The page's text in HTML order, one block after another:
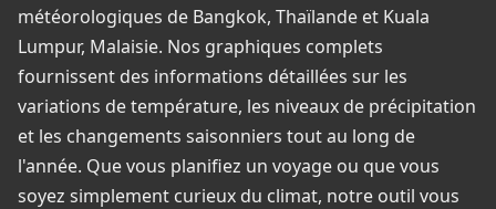
météorologiques de Bangkok, Thaïlande et Kuala
Lumpur, Malaisie. Nos graphiques complets
fournissent des informations détaillées sur les
variations de température, les niveaux de précipitation
et les changements saisonniers tout au long de
l'année. Que vous planifiez un voyage ou que vous
soyez simplement curieux du climat, notre outil vous